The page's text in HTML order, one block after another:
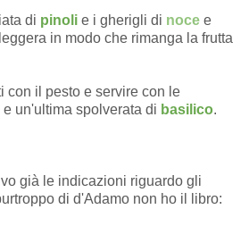
di pinoli e i gherigli di noce e
in modo che rimanga la frutta
con il pesto e servire con le
e un'ultima spolverata di basilico.
già le indicazioni riguardo gli
di d'Adamo non ho il libro: